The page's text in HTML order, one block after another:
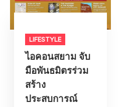
LIFESTYLE​
ไอคอนสยาม จับ
มือพันธมิตรร่วม
สร้าง
ประสบการณ์